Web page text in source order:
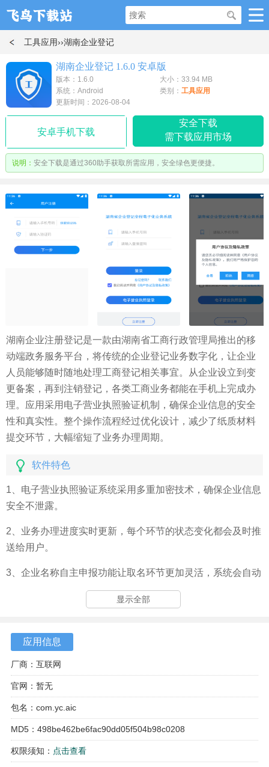
工具应用››湖南企业登记
湖南企业登记 1.6.0 安卓版
版本：1.6.0
大小：33.94 MB
系统：Android
类别： 工具应用
更新时间：2026-08-04
安卓手机下载
安全下载
需下载应用市场
说明： 安全下载是通过360助手获取所需应用，安全绿色更便捷。
湖南企业注册登记是一款由湖南省工商行政管理局推出的移
动端政务服务平台，将传统的企业登记业务数字化，让企业
人员能够随时随地处理工商登记相关事宜。从企业设立到变
更备案，再到注销登记，各类工商业务都能在手机上完成办
理。应用采用电子营业执照验证机制，确保企业信息的安全
性和真实性。整个操作流程经过优化设计，减少了纸质材料
提交环节，大幅缩短了业务办理周期。
软件特色
1、电子营业执照验证系统采用多重加密技术，确保企业信息
安全不泄露。
2、业务办理进度实时更新，每个环节的状态变化都会及时推
送给用户。
3、企业名称自主申报功能让取名环节更加灵活，系统会自动
显示全部
应用信息
厂商：互联网
官网：暂无
包名：com.yc.aic
MD5：498be462be6fac90dd05f504b98c0208
权限须知： 点击查看